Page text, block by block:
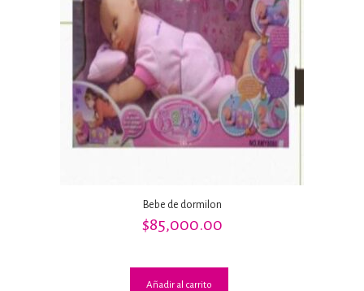
Bebe de dormilon
$85,000.00
Añadir al carrito